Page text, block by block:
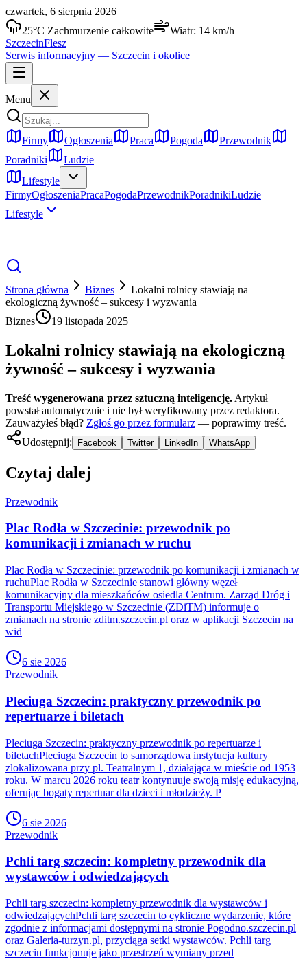
czwartek, 6 sierpnia 2026
25°C Zachmurzenie całkowite Wiatr: 14 km/h
SzczecinFlesz
Serwis informacyjny — Szczecin i okolice
Menu
Firmy Ogłoszenia Praca Pogoda
Przewodnik
Poradniki
Ludzie
Lifestyle
FirmyOgłoszeniaPracaPogodaPrzewodnikPoradnikiLudzie
Lifestyle
Strona główna Biznes
Lokalni rolnicy stawiają na
ekologiczną żywność – sukcesy i wyzwania
Biznes
19 listopada 2025
Lokalni rolnicy stawiają na ekologiczną
żywność – sukcesy i wyzwania
Treść wygenerowana przez sztuczną inteligencję. Artykuł
powstał automatycznie i nie był weryfikowany przez redaktora.
Zauważyłeś błąd? Zgłoś go przez formularz — poprawimy treść.
Udostępnij:
Facebook Twitter LinkedIn WhatsApp
Czytaj dalej
Przewodnik
Plac Rodła w Szczecinie: przewodnik po
komunikacji i zmianach w ruchu
Plac Rodła w Szczecinie: przewodnik po komunikacji i zmianach w
ruchuPlac Rodła w Szczecinie stanowi główny węzeł
komunikacyjny dla mieszkańców osiedla Centrum. Zarząd Dróg i
Transportu Miejskiego w Szczecinie (ZDiTM) informuje o
zmianach na stronie zditm.szczecin.pl oraz w aplikacji Szczecin na
wid
6 sie 2026
Przewodnik
Pleciuga Szczecin: praktyczny przewodnik po
repertuarze i biletach
Pleciuga Szczecin: praktyczny przewodnik po repertuarze i
biletachPleciuga Szczecin to samorządowa instytucja kultury
zlokalizowana przy pl. Teatralnym 1, działająca w mieście od 1953
roku. W marcu 2026 roku teatr kontynuuje swoją misję edukacyjną,
oferując bogaty repertuar dla dzieci i młodzieży. P
6 sie 2026
Przewodnik
Pchli targ szczecin: kompletny przewodnik dla
wystawców i odwiedzających
Pchli targ szczecin: kompletny przewodnik dla wystawców i
odwiedzającychPchli targ szczecin to cykliczne wydarzenie, które
zgodnie z informacjami dostępnymi na stronie Pogodno.szczecin.pl
oraz Galeria-turzyn.pl, przyciąga setki wystawców. Pchli targ
szczecin funkcjonuje jako przestrzeń wymiany przed